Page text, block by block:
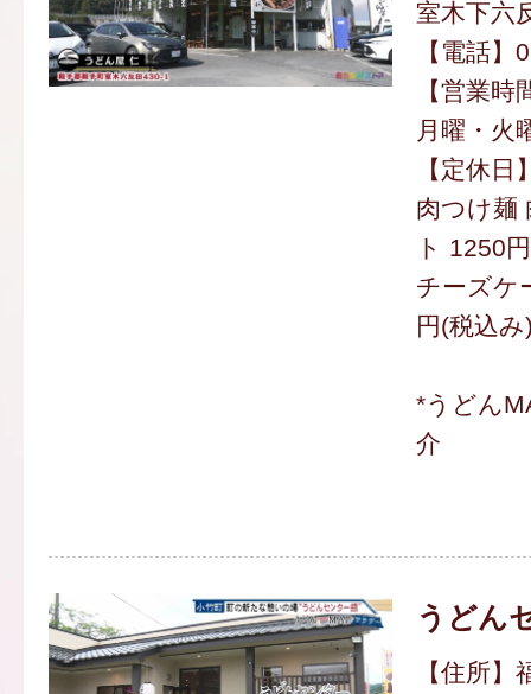
室木下六
【電話
【営業
月曜・火
【定休日
肉つけ麺
ト 1250
チーズケ
円(税込み
*うどん
介
うどん
【住所